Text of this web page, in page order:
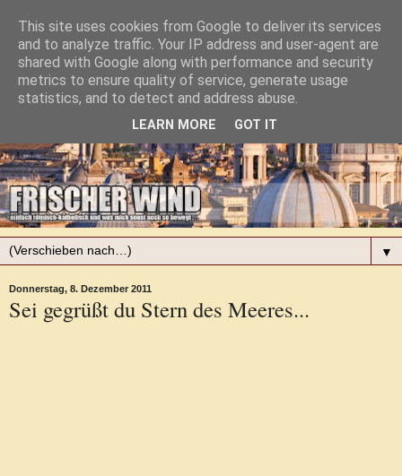
▼
Donnerstag, 8. Dezember 2011
Sei gegrüßt du Stern des Meeres...
This site uses cookies from Google to deliver its services
and to analyze traffic. Your IP address and user-agent are
shared with Google along with performance and security
metrics to ensure quality of service, generate usage
statistics, and to detect and address abuse.
LEARN MORE GOT IT